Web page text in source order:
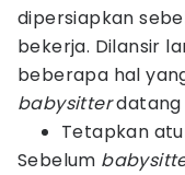
dipersiapkan
bekerja. Dilansir
beberapa hal
babysitter
Tetapkan
Sebelum